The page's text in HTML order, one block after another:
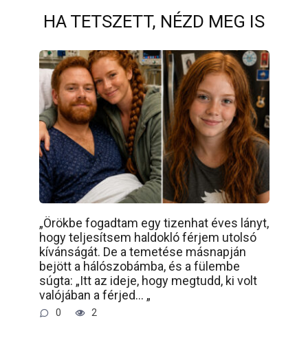
HA TETSZETT, NÉZD MEG IS
„Örökbe fogadtam egy tizenhat éves lányt,
hogy teljesítsem haldokló férjem utolsó
kívánságát. De a temetése másnapján
bejött a hálószobámba, és a fülembe
súgta: „Itt az ideje, hogy megtudd, ki volt
valójában a férjed… „
0 2